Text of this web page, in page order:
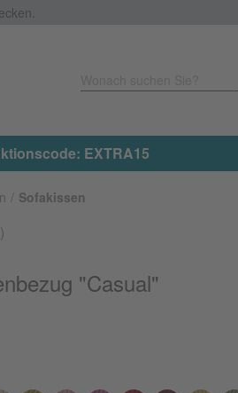
EXTRA15
Sofakissen
"Casual"